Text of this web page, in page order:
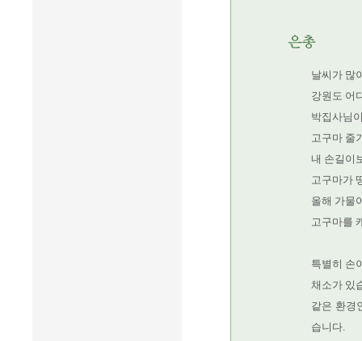
날씨가 많
강원도 어
박집사님
고구마 줄
내 손길이
고구마가
올해 가물
고구마를
특별히 손
채소가 있
같은 환경
습니다.